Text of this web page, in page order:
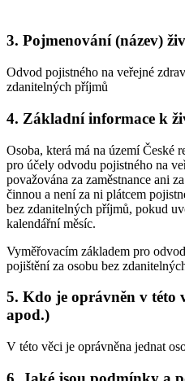
3. Pojmenování (název)
Odvod pojistného na veřejné
zdanitelných příjmů
4. Základní informace k
Osoba, která má na území České
pro účely odvodu pojistného na
považována za zaměstnance ani
činnou a není za ni plátcem
bez zdanitelných příjmů, pokud
kalendářní měsíc.
Vyměřovacím základem pro
pojištění za osobu bez
5. Kdo je oprávněn v této
apod.)
V této věci je oprávněna jednat